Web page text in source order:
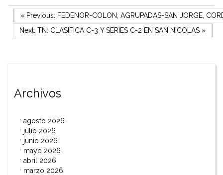
Navegación
de
Previous Post
« Previous: FEDENOR-COLON, AGRUPADAS-SAN JORGE,
Next Post
Next: TN: CLASIFICA C-3 Y SERIES C-2 EN SAN NICOLAS»
Archivos
agosto 2026
julio 2026
junio 2026
mayo 2026
abril 2026
marzo 2026